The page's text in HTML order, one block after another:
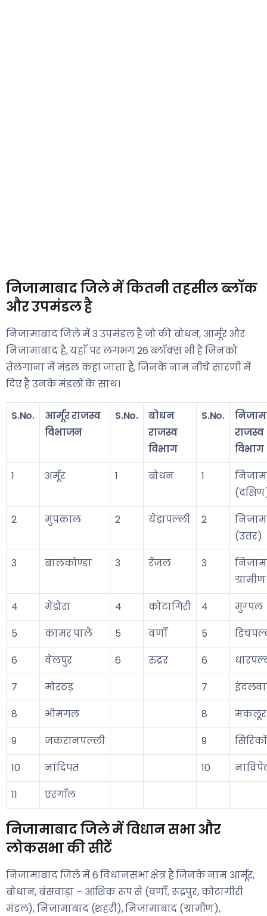
निजामाबाद जिले में कितनी तहसील ब्लॉक
और उपमंडल है
निजामाबाद जिले में 3 उपमंडल है जो की बोधन, आर्मूर और
निजामाबाद है, यहाँ पर लगभग 26 ब्लॉक्स भी है जिनको
तेलंगाना में मंडल कहा जाता है, जिनके नाम नीचे सारणी में
दिए है उनके मंडलों के साथ।
S.No.
आर्मूर राजस्व
विभाजन
S.No.
बोधन
राजस्व
विभाग
S.No.
राजस्व
विभाग
1
अर्मूर 1 बोधन 1
2
मुपकाल 2 येडापल्ली 2
(उत्तर)
3
बालकोण्डा 3 रेंजल 3
ग्रामीण
4
मेंडोरा 4 कोटागिरी 4
मुग्पल
5
कामर पाले 5 वर्णी 5
6
वेलपुर 6 रुद्रर 6
7
मोरठड़ 7
8
भीमगल 8
मकलूर
9
जकरानपल्ली 9
10
नांदिपत 10
11
एरगॉल
निजामाबाद जिले में विधान सभा और
लोकसभा की सीटें
निजामाबाद जिले में 6 विधानसभा क्षेत्र है जिनके नाम आर्मूर,
बोधान, बंसवाड़ा – आंशिक रूप से (वर्णी, रूद्रपुर, कोटागीरी
मंडल), निजामाबाद (शहरी), निजामाबाद (ग्रामीण),